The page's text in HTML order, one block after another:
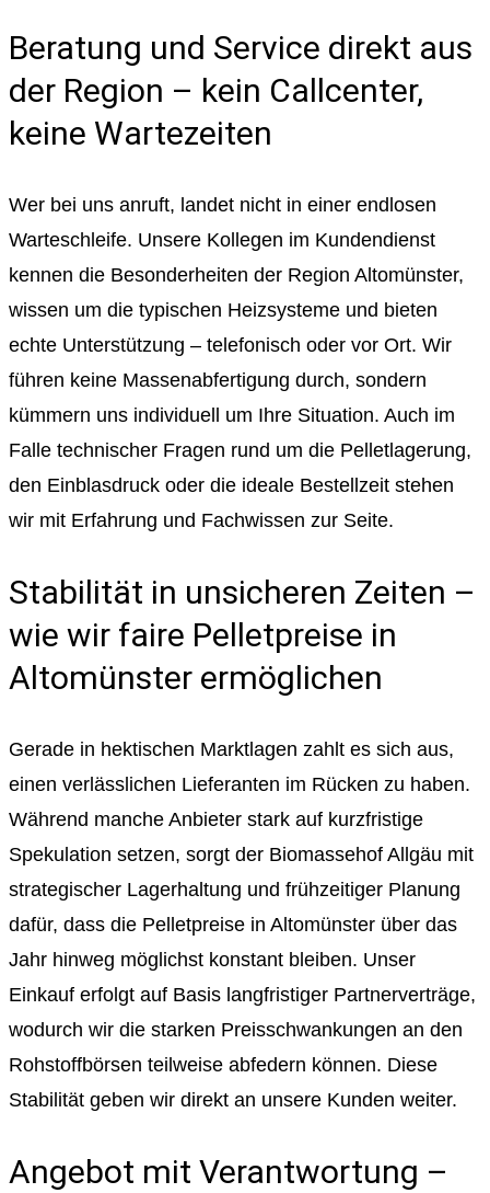
Beratung und Service direkt aus
der Region – kein Callcenter,
keine Wartezeiten
Wer bei uns anruft, landet nicht in einer endlosen
Warteschleife. Unsere Kollegen im Kundendienst
kennen die Besonderheiten der Region Altomünster,
wissen um die typischen Heizsysteme und bieten
echte Unterstützung – telefonisch oder vor Ort. Wir
führen keine Massenabfertigung durch, sondern
kümmern uns individuell um Ihre Situation. Auch im
Falle technischer Fragen rund um die Pelletlagerung,
den Einblasdruck oder die ideale Bestellzeit stehen
wir mit Erfahrung und Fachwissen zur Seite.
Stabilität in unsicheren Zeiten –
wie wir faire Pelletpreise in
Altomünster ermöglichen
Gerade in hektischen Marktlagen zahlt es sich aus,
einen verlässlichen Lieferanten im Rücken zu haben.
Während manche Anbieter stark auf kurzfristige
Spekulation setzen, sorgt der Biomassehof Allgäu mit
strategischer Lagerhaltung und frühzeitiger Planung
dafür, dass die Pelletpreise in Altomünster über das
Jahr hinweg möglichst konstant bleiben. Unser
Einkauf erfolgt auf Basis langfristiger Partnerverträge,
wodurch wir die starken Preisschwankungen an den
Rohstoffbörsen teilweise abfedern können. Diese
Stabilität geben wir direkt an unsere Kunden weiter.
Angebot mit Verantwortung –